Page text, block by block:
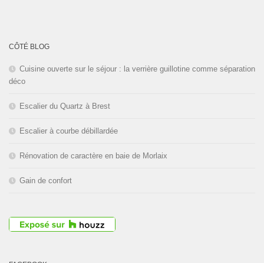
congés d'été du
CÔTÉ BLOG
Cuisine ouverte sur le séjour : la verrière guillotine comme séparation
déco
Escalier du Quartz à Brest
Escalier à courbe débillardée
Rénovation de caractère en baie de Morlaix
Gain de confort